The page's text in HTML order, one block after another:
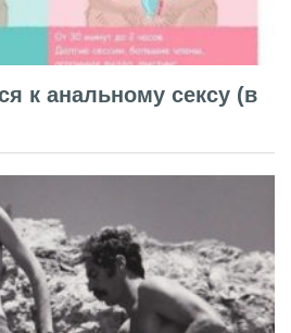
к анальному сексу (в